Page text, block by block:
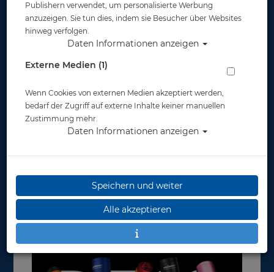
Publishern verwendet, um personalisierte Werbung
anzuzeigen. Sie tun dies, indem sie Besucher über Websites
hinweg verfolgen.
Daten Informationen anzeigen
Externe Medien (1)
Wenn Cookies von externen Medien akzeptiert werden,
bedarf der Zugriff auf externe Inhalte keiner manuellen
Zustimmung mehr.
Daten Informationen anzeigen
Speichern und weiter
Alle akzeptieren